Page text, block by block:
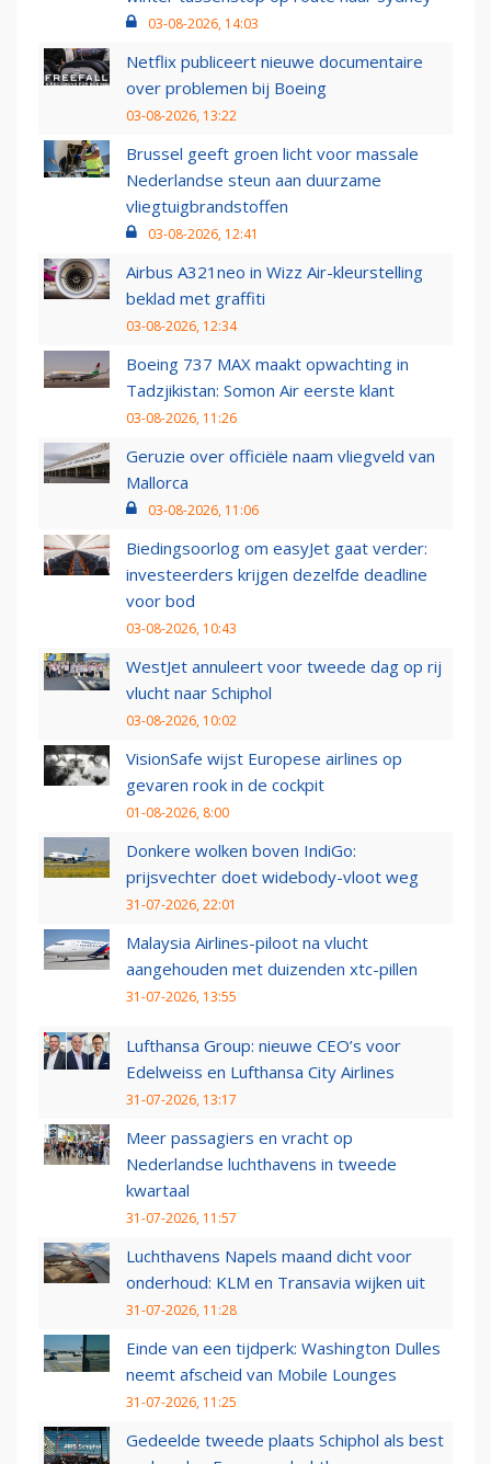
03-08-2026, 14:03
Netflix publiceert nieuwe documentaire
over problemen bij Boeing
03-08-2026, 13:22
Brussel geeft groen licht voor massale
Nederlandse steun aan duurzame
vliegtuigbrandstoffen
03-08-2026, 12:41
Airbus A321neo in Wizz Air-kleurstelling
beklad met graffiti
03-08-2026, 12:34
Boeing 737 MAX maakt opwachting in
Tadzjikistan: Somon Air eerste klant
03-08-2026, 11:26
Geruzie over officiële naam vliegveld van
Mallorca
03-08-2026, 11:06
Biedingsoorlog om easyJet gaat verder:
investeerders krijgen dezelfde deadline
voor bod
03-08-2026, 10:43
WestJet annuleert voor tweede dag op rij
vlucht naar Schiphol
03-08-2026, 10:02
VisionSafe wijst Europese airlines op
gevaren rook in de cockpit
01-08-2026, 8:00
Donkere wolken boven IndiGo:
prijsvechter doet widebody-vloot weg
31-07-2026, 22:01
Malaysia Airlines-piloot na vlucht
aangehouden met duizenden xtc-pillen
31-07-2026, 13:55
Lufthansa Group: nieuwe CEO’s voor
Edelweiss en Lufthansa City Airlines
31-07-2026, 13:17
Meer passagiers en vracht op
Nederlandse luchthavens in tweede
kwartaal
31-07-2026, 11:57
Luchthavens Napels maand dicht voor
onderhoud: KLM en Transavia wijken uit
31-07-2026, 11:28
Einde van een tijdperk: Washington Dulles
neemt afscheid van Mobile Lounges
31-07-2026, 11:25
Gedeelde tweede plaats Schiphol als best